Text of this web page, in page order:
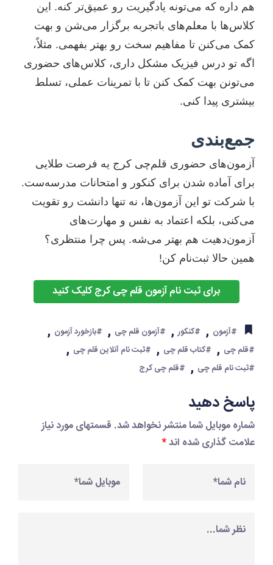
هم داره که می‌تونه یادگیریت رو عمیق‌تر کنه. این
کلاس‌ها با معلم‌های باتجربه برگزار می‌شن و بهت
کمک می‌کنن تا مفاهیم سخت رو بهتر بفهمی. مثلاً،
اگه تو درس فیزیک مشکل داری، کلاس‌های حضوری
می‌تونن بهت کمک کنن تا با تمرینات عملی، تسلط
بیشتری پیدا کنی.
جمع‌بندی
آزمون‌های حضوری قلم‌چی کرج یه فرصت طلایی
برای آماده شدن برای کنکور و امتحانات مدرسه‌ست.
با شرکت تو این آزمون‌ها، نه تنها دانشت رو تقویت
می‌کنی، بلکه اعتماد به نفس و مهارت‌های
آزمون‌دهیت هم بهتر می‌شه. پس چرا منتظری؟
همین حالا ثبت‌نام کن!
برای ثبت نام آزمون قلم چی کرج کلیک کنید
#آزمون , #کنکور , #آزمون قلم چی , #بازخورد آزمون ,
#قلم چی , #کتاب قلم چی , #ثبت نام آنلاین قلم چی ,
#ثبت نام قلم چی , #قلم چی کرج
پاسخ دهید
شماره موبایل شما منتشر نخواهد شد. قسمتهای مورد نیاز
علامت گذاری شده اند*